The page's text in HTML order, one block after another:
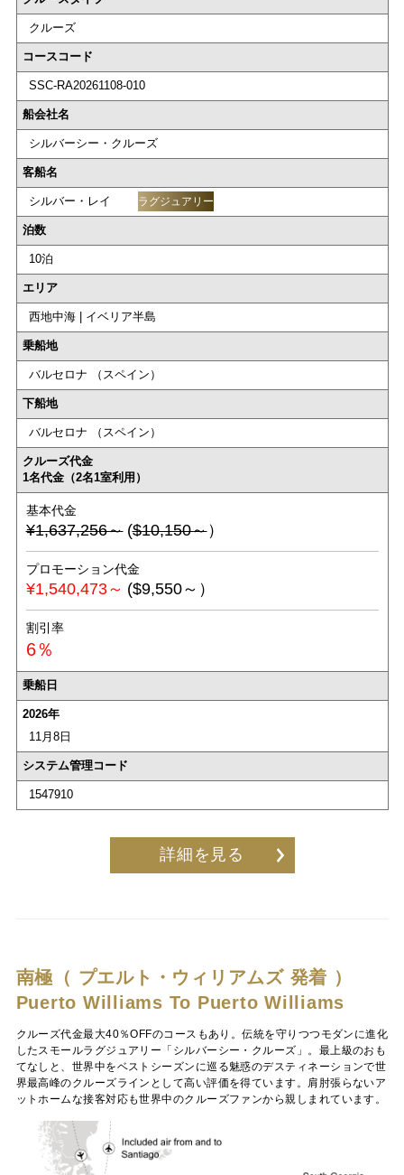
クルーズ
コースコード
SSC-RA20261108-010
船会社名
シルバーシー・クルーズ
客船名
シルバー・レイ ラグジュアリー
泊数
10泊
エリア
西地中海 | イベリア半島
乗船地
バルセロナ （スペイン）
下船地
バルセロナ （スペイン）
クルーズ代金
1名代金（2名1室利用）
基本代金
¥1,637,256～ ($10,150～）
プロモーション代金
¥1,540,473～ ($9,550～）
割引率
6％
乗船日
2026年
11月8日
システム管理コード
1547910
詳細を見る
南極（ プエルト・ウィリアムズ 発着 ）
Puerto Williams To Puerto Williams
クルーズ代金最大40％OFFのコースもあり。伝統を守りつつモダンに進化
したスモールラグジュアリー「シルバーシー・クルーズ」。最上級のおも
てなしと、世界中をベストシーズンに巡る魅惑のデスティネーションで世
界最高峰のクルーズラインとして高い評価を得ています。肩肘張らないア
ットホームな接客対応も世界中のクルーズファンから親しまれています。